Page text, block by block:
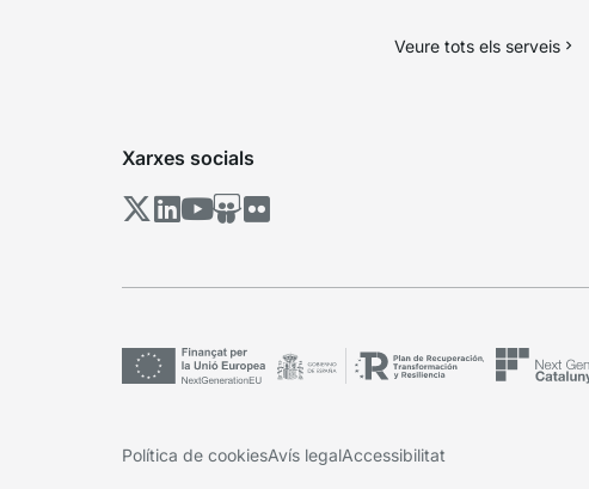
Veure tots els serveis
Xarxes socials
Política de cookiesAvís legalAccessibilitat